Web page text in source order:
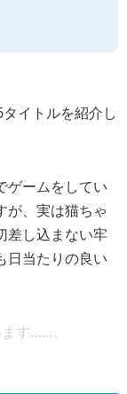
イトルを紹介し
ゲームをしてい
が、実は猫ちゃ
差し込まない牢
日当たりの良い
す……。